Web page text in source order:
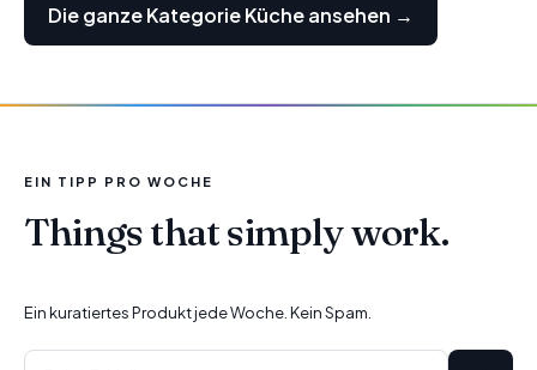
Die ganze Kategorie Küche ansehen →
EIN TIPP PRO WOCHE
Things that simply work.
Ein kuratiertes Produkt jede Woche. Kein Spam.